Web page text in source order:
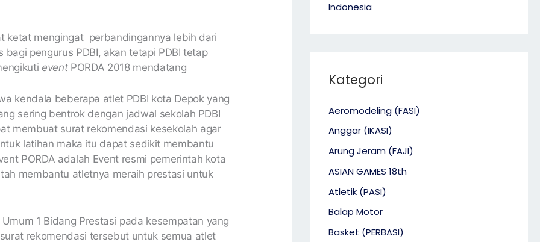
ketat mengingat perbandingannya lebih dari
pengurus PDBI, akan tetapi PDBI tetap
eventPORDA 2018 mendatang
kendala beberapa atlet PDBI kota Depok yang
sering bentrok dengan jadwal sekolah PDBI
membuat surat rekomendasi kesekolah agar
latihan maka itu dapat sedikit membantu
PORDA adalah Event resmi pemerintah kota
membantu atletnya meraih prestasi untuk
1 Bidang Prestasi pada kesempatan yang
rekomendasi tersebut untuk semua atlet
Indonesia
Kategori
Aeromodeling (FASI)
Anggar (IKASI)
Arung Jeram (FAJI)
ASIAN GAMES 18th
Atletik (PASI)
Balap Motor
Basket (PERBASI)